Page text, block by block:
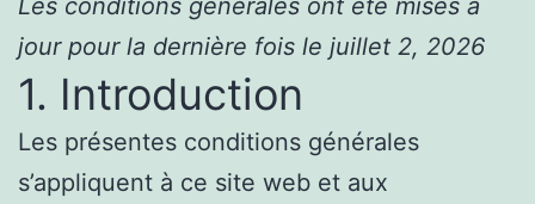
jour pour la dernière fois le juillet 2, 2026
1. Introduction
Les présentes conditions générales
s’appliquent à ce site web et aux